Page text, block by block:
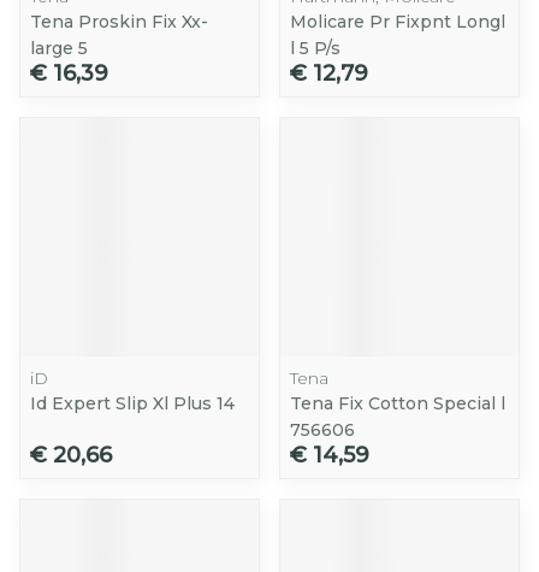
Tena Proskin Fix Xx-
large 5
€ 16,39
Molicare Pr Fixpnt Longl
l 5 P/s
€ 12,79
iD
Id Expert Slip Xl Plus 14
€ 20,66
Tena
Tena Fix Cotton Special l
756606
€ 14,59